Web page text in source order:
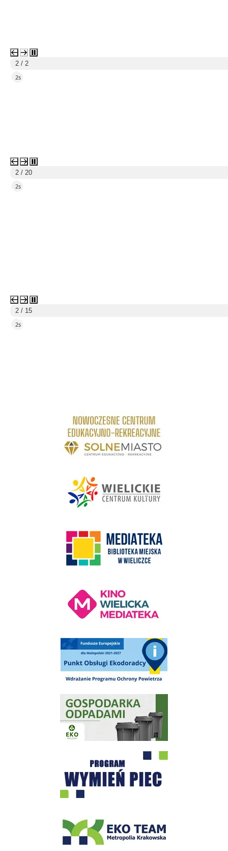
1 / 2
5s
3 / 20
5s
3 / 15
5s
link do strony Centrum Edukacyjno Rekreacyjne
Punkt Obsługi Ekodoradcy Wieliczka
Gospodarka odpadami na terenie Miasta i Gminy Wieliczka
Program "Czyste Powietrze" - Wieliczka